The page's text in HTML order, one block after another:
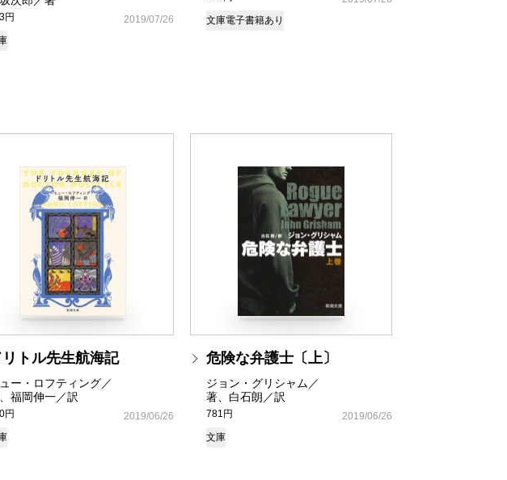
円
2019/07/26
文庫電子書籍あり
リトル先生航海記
ー・ロフティング／
福岡伸一／訳
円
2019/06/26
危険な弁護士〔上〕
ジョン・グリシャム／
著、白石朗／訳
781円
2019/06/26
文庫